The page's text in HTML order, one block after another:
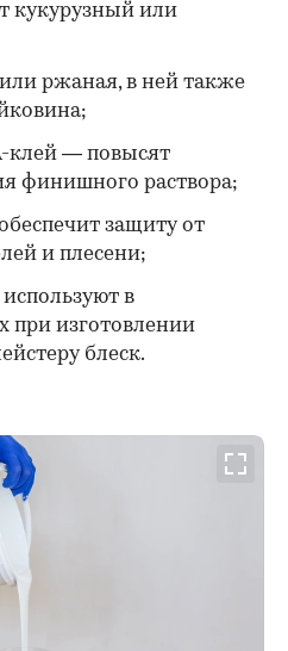
кукурузный или
ржаная, в ней также
клей — повысят
финишного раствора;
защиту от
и плесени;
в
при изготовлении
блеск.